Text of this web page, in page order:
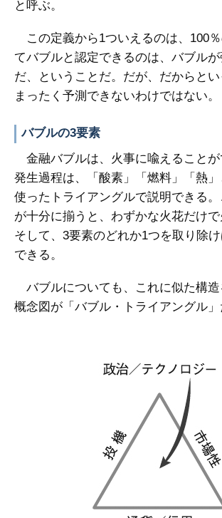
と呼ぶ。
この定義から1ついえるのは、100
てバブルと認定できるのは、バブル
だ、ということだ。だが、だからと
まったく予測できないわけではない。
バブルの3要素
金融バブルは、火事に喩えること
発生過程は、「酸素」「燃料」「熱
使ったトライアングルで説明できる
が十分に揃うと、わずかな火花だけで
そして、3要素のどれか1つを取り除
できる。
バブルについても、これに似た構
概念図が「バブル・トライアングル」